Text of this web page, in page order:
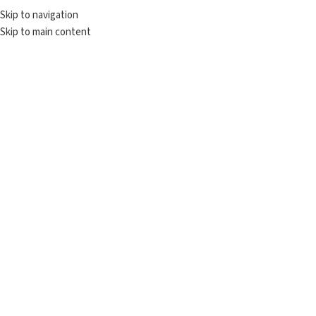
Skip to navigation
Skip to main content
♥️ Hafta içi 12:00'e kadar verilen tüm siparişler AYNI GÜN kargolanır. ♥️